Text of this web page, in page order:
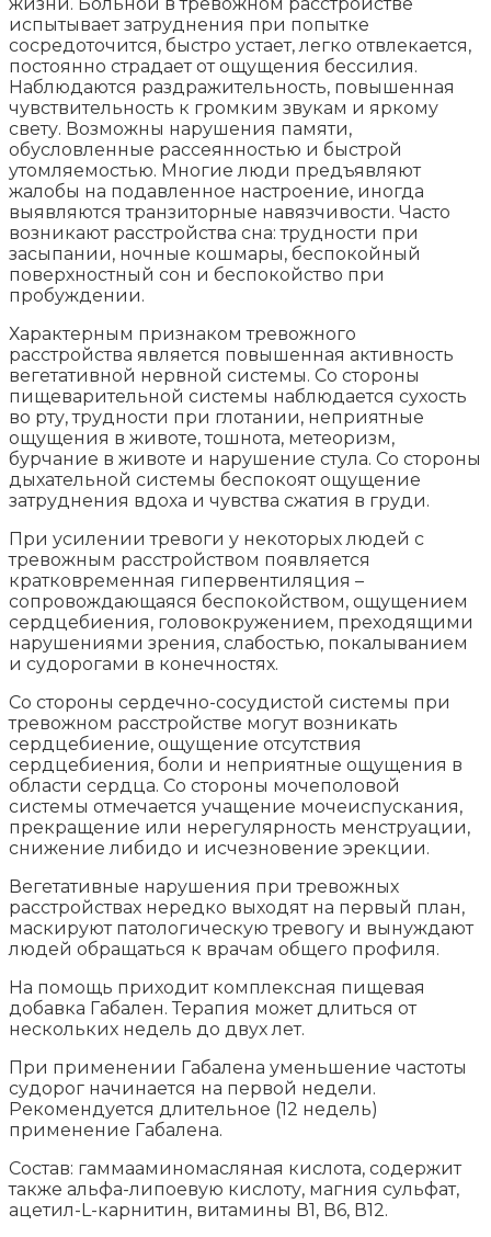
испытывает затруднения при попытке
сосредоточится, быстро устает, легко отвлекается,
постоянно страдает от ощущения бессилия.
Наблюдаются раздражительность, повышенная
чувствительность к громким звукам и яркому
свету. Возможны нарушения памяти,
обусловленные рассеянностью и быстрой
утомляемостью. Многие люди предъявляют
жалобы на подавленное настроение, иногда
выявляются транзиторные навязчивости. Часто
возникают расстройства сна: трудности при
засыпании, ночные кошмары, беспокойный
поверхностный сон и беспокойство при
пробуждении.
Характерным признаком тревожного
расстройства является повышенная активность
вегетативной нервной системы. Со стороны
пищеварительной системы наблюдается сухость
во рту, трудности при глотании, неприятные
ощущения в животе, тошнота, метеоризм,
бурчание в животе и нарушение стула. Со стороны
дыхательной системы беспокоят ощущение
затруднения вдоха и чувства сжатия в груди.
При усилении тревоги у некоторых людей с
тревожным расстройством появляется
кратковременная гипервентиляция –
сопровождающаяся беспокойством, ощущением
сердцебиения, головокружением, преходящими
нарушениями зрения, слабостью, покалыванием
и судорогами в конечностях.
Со стороны сердечно-сосудистой системы при
тревожном расстройстве могут возникать
сердцебиение, ощущение отсутствия
сердцебиения, боли и неприятные ощущения в
области сердца. Со стороны мочеполовой
системы отмечается учащение мочеиспускания,
прекращение или нерегулярность менструации,
снижение либидо и исчезновение эрекции.
Вегетативные нарушения при тревожных
расстройствах нередко выходят на первый план,
маскируют патологическую тревогу и вынуждают
людей обращаться к врачам общего профиля.
На помощь приходит комплексная пищевая
добавка Габален. Терапия может длиться от
нескольких недель до двух лет.
При применении Габалена уменьшение частоты
судорог начинается на первой недели.
Рекомендуется длительное (12 недель)
применение Габалена.
Состав: гаммааминомасляная кислота, содержит
также альфа-липоевую кислоту, магния сульфат,
ацетил-L-карнитин, витамины В1, В6, В12.